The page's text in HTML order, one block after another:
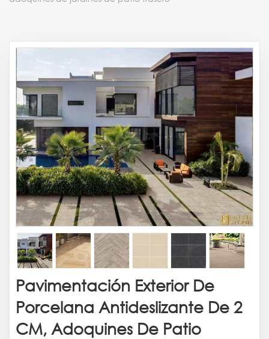
Pavimentación Exterior De
Porcelana Antideslizante De 2
CM, Adoquines De Patio